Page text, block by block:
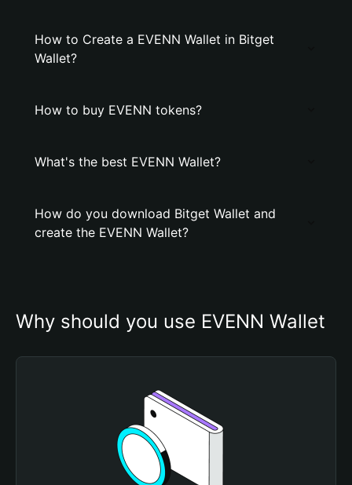
How to Create a EVENN Wallet in Bitget
Wallet?
How to buy EVENN tokens?
What's the best EVENN Wallet?
How do you download Bitget Wallet and
create the EVENN Wallet?
Why should you use EVENN Wallet